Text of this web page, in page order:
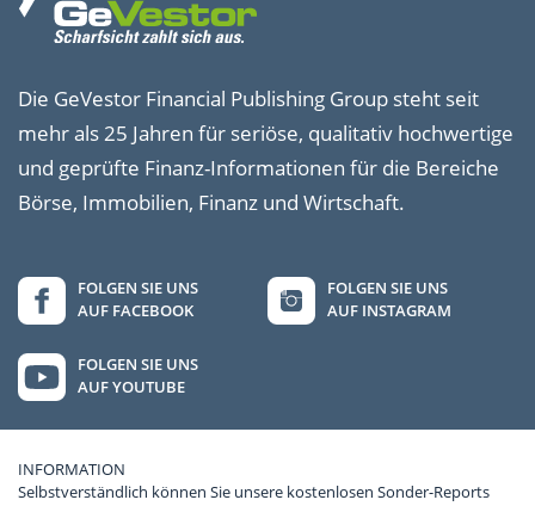
Die GeVestor Financial Publishing Group steht seit
mehr als 25 Jahren für seriöse, qualitativ hochwertige
und geprüfte Finanz-Informationen für die Bereiche
Börse, Immobilien, Finanz und Wirtschaft.
FOLGEN SIE UNS
AUF FACEBOOK
FOLGEN SIE UNS
AUF INSTAGRAM
FOLGEN SIE UNS
AUF YOUTUBE
INFORMATION
Selbstverständlich können Sie unsere kostenlosen Sonder-Reports